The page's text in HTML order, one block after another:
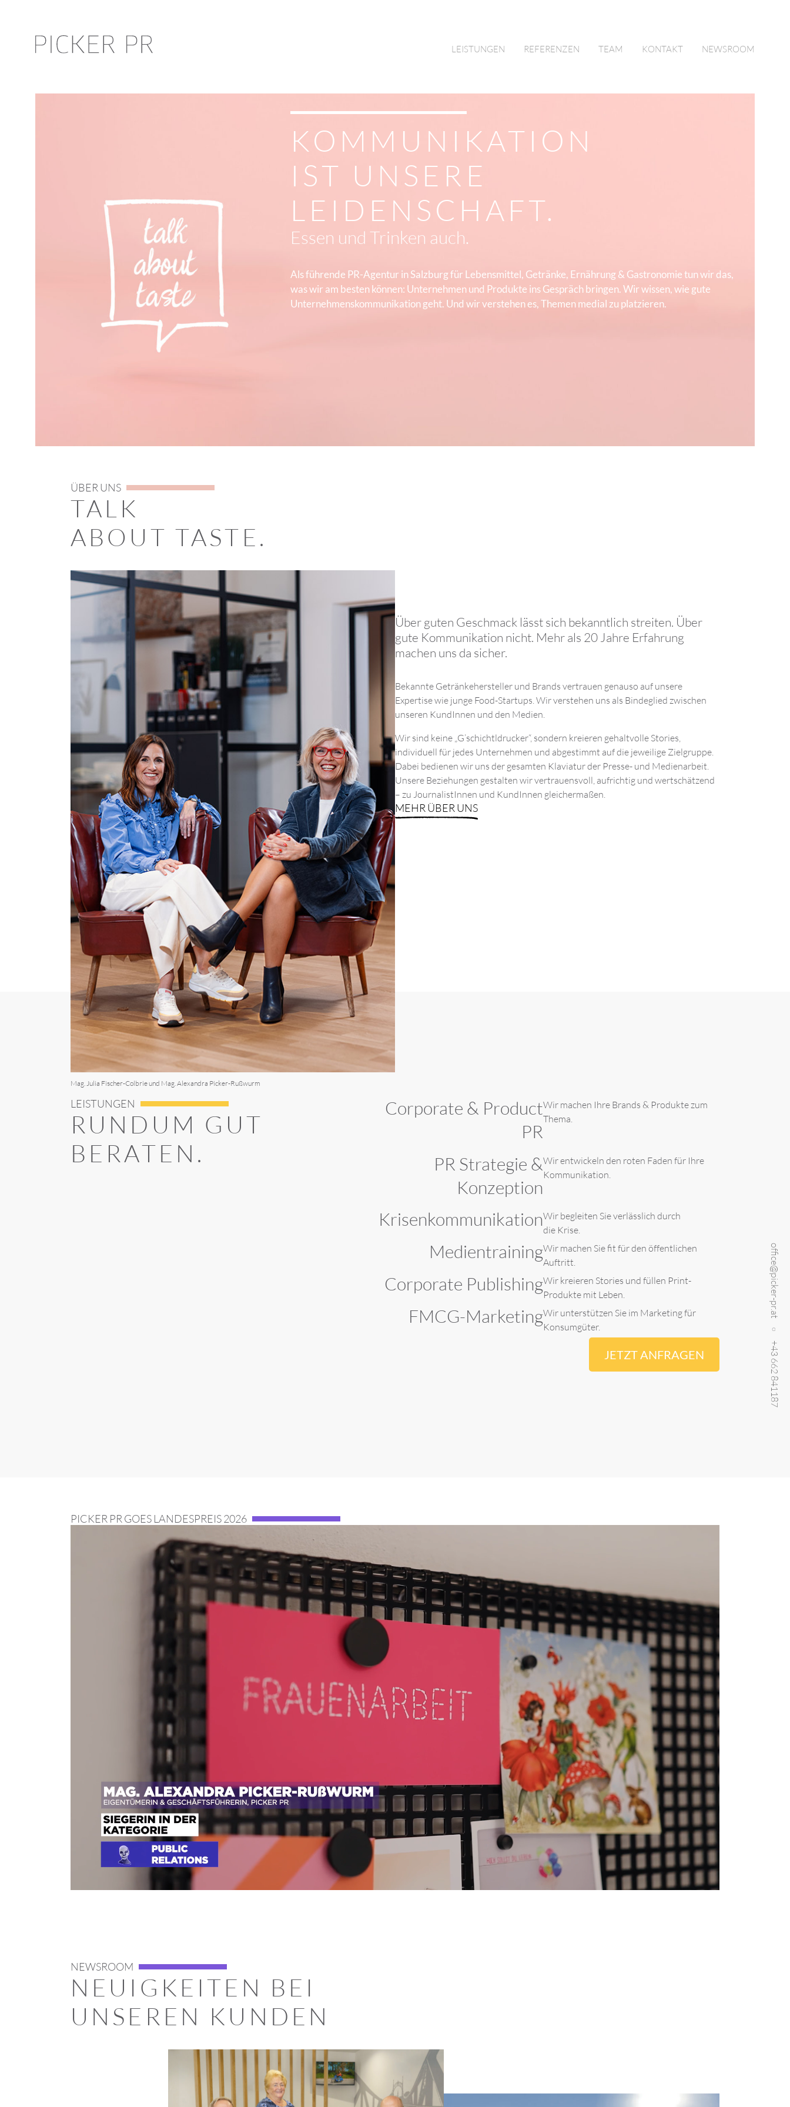
LEISTUNGEN REFERENZEN TEAM KONTAKT NEWSROOM
office@picker-pr.at
+43 662 841187
KOMMUNIKATION
IST UNSERE
LEIDENSCHAFT.
Essen und Trinken auch.
Als führende PR-Agentur in Salzburg für Lebensmittel, Getränke, Ernährung & Gastronomie tun wir das,
was wir am besten können: Unternehmen und Produkte ins Gespräch bringen. Wir wissen, wie gute
Unternehmenskommunikation geht. Und wir verstehen es, Themen medial zu platzieren.
ÜBER UNS
TALK
ABOUT TASTE.
Mag. Julia Fischer-Colbrie und Mag. Alexandra Picker-Rußwurm
Über guten Geschmack lässt sich bekanntlich streiten. Über
gute Kommunikation nicht. Mehr als 20 Jahre Erfahrung
machen uns da sicher.
Bekannte Getränkehersteller und Brands vertrauen genauso auf unsere
Expertise wie junge Food-Startups. Wir verstehen uns als Bindeglied zwischen
unseren KundInnen und den Medien.
Wir sind keine „G’schichtldrucker“, sondern kreieren gehaltvolle Stories,
individuell für jedes Unternehmen und abgestimmt auf die jeweilige Zielgruppe.
Dabei bedienen wir uns der gesamten Klaviatur der Presse- und Medienarbeit.
Unsere Beziehungen gestalten wir vertrauensvoll, aufrichtig und wertschätzend
– zu JournalistInnen und KundInnen gleichermaßen.
MEHR ÜBER UNS
LEISTUNGEN
RUNDUM GUT
BERATEN.
Corporate & Product
PR
Wir machen Ihre Brands & Produkte zum
Thema.
PR Strategie &
Konzeption
Wir entwickeln den roten Faden für Ihre
Kommunikation.
KrisenkommunikationWir begleiten Sie verlässlich durch
die Krise.
MedientrainingWir machen Sie fit für den öffentlichen
Auftritt.
Corporate PublishingWir kreieren Stories und füllen Print-
Produkte mit Leben.
FMCG-MarketingWir unterstützen Sie im Marketing für
Konsumgüter.
JETZT ANFRAGEN
PICKER PR GOES LANDESPREIS 2026
NEWSROOM
NEUIGKEITEN BEI
UNSEREN KUNDEN